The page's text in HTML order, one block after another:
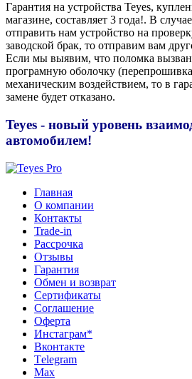
Гарантия на устройства Teyes,
магазине, составляет 3 года!. В
отправить нам устройство на
заводской брак, то отправим вам
Если мы выявим, что поломка
програмную оболочку
механическим воздействием, то в
замене будет отказано.
Teyes - новый уровень
автомобилем!
Главная
О компании
Контакты
Trade-in
Рассрочка
Отзывы
Гарантия
Обмен и возврат
Сертификаты
Соглашение
Оферта
Инcтаграм*
Вконтакте
Тelegram
Max